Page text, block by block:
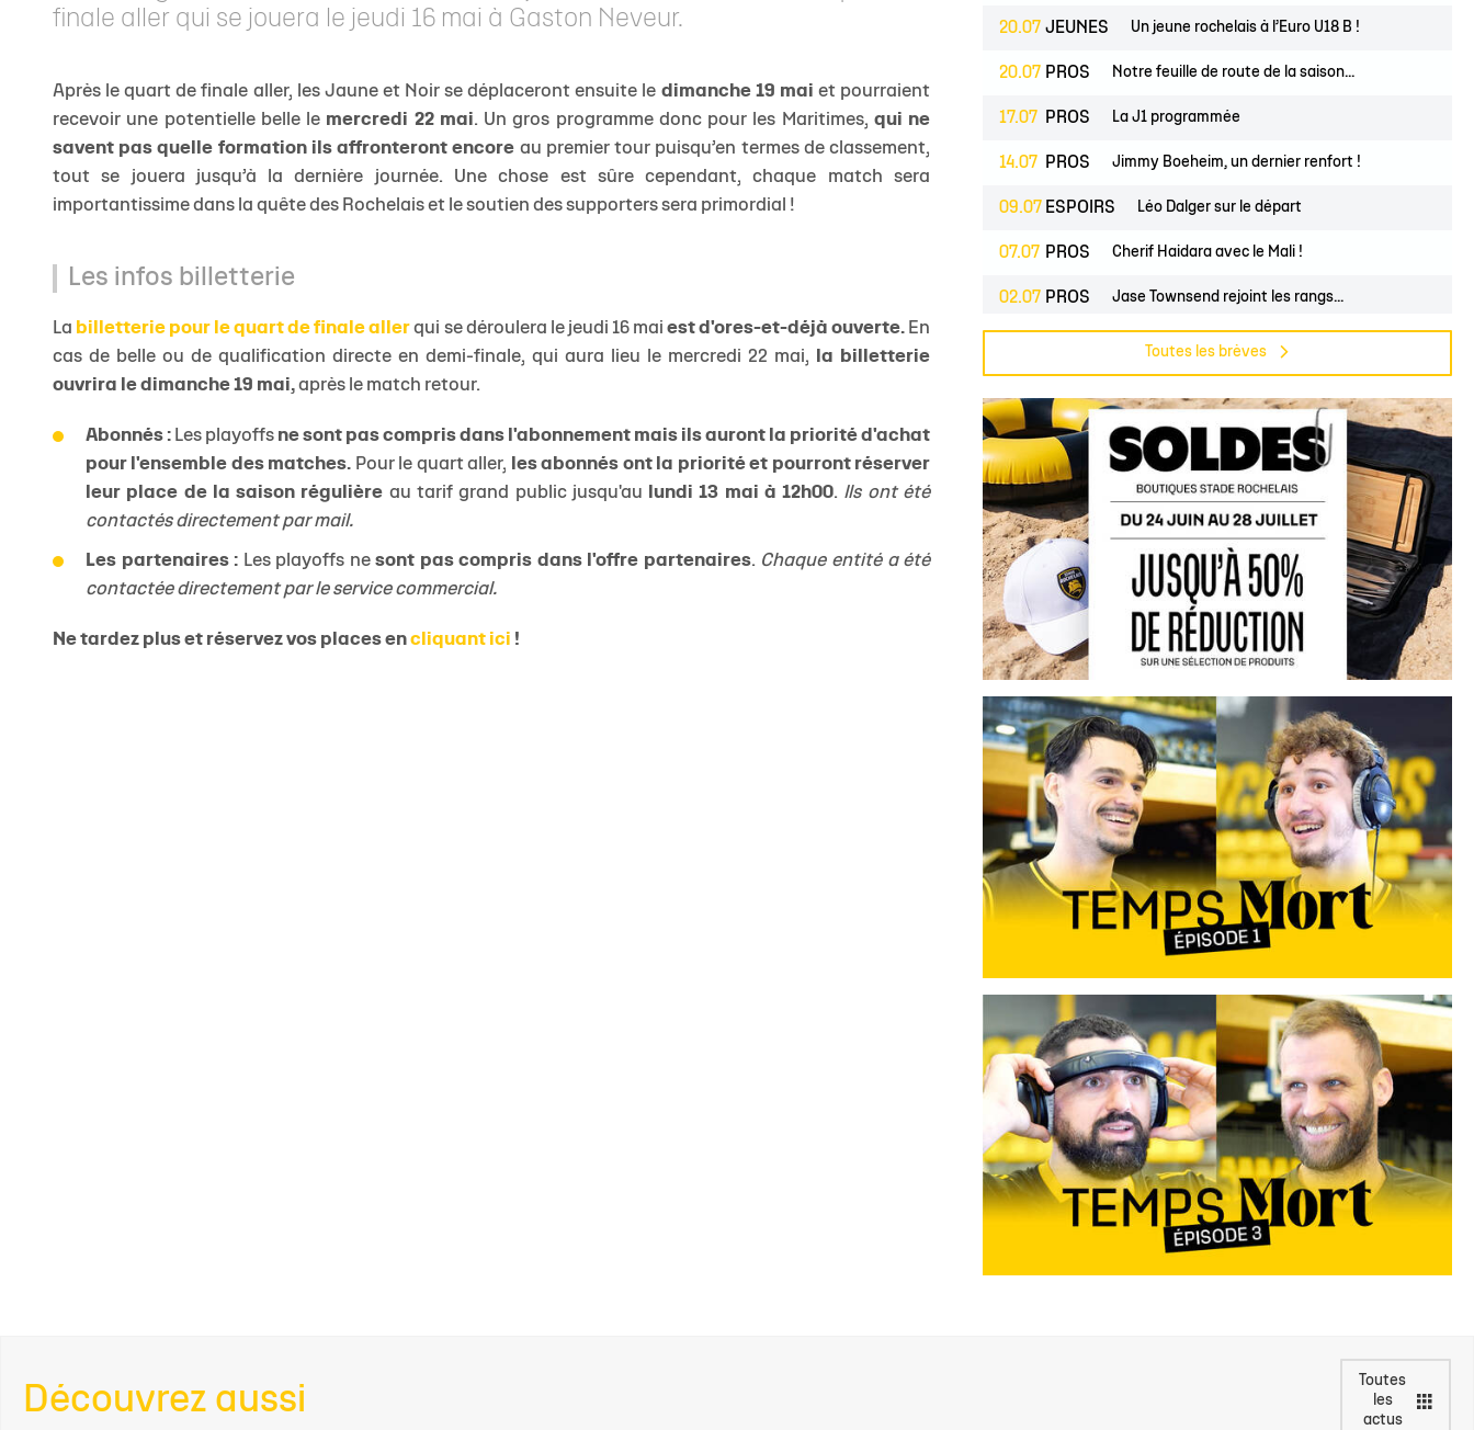
finale aller qui se jouera le jeudi 16 mai à Gaston Neveur.
Après le quart de finale aller, les Jaune et Noir se déplaceront ensuite le dimanche 19 mai et pourraient
recevoir une potentielle belle le mercredi 22 mai. Un gros programme donc pour les Maritimes, qui ne
savent pas quelle formation ils affronteront encore au premier tour puisqu’en termes de classement,
tout se jouera jusqu’à la dernière journée. Une chose est sûre cependant, chaque match sera
importantissime dans la quête des Rochelais et le soutien des supporters sera primordial !
Les infos billetterie
La billetterie pour le quart de finale aller qui se déroulera le jeudi 16 mai est d'ores-et-déjà ouverte.En
cas de belle ou de qualification directe en demi-finale, qui aura lieu le mercredi 22 mai,
la billetterie
ouvrira le dimanche 19 mai, après le match retour.
Abonnés : Les playoffs ne sont pas compris dans l'abonnement mais ils auront la priorité d'achat
pour l'ensemble des matches. Pour le quart aller,
les abonnés ont la priorité et pourront réserver
leur place de la saison régulière au tarif grand public jusqu'au lundi 13 mai à 12h00. Ils ont été
contactés directement par mail.
Les partenaires : Les playoffs nesont pas compris dans l'offre partenaires. Chaque entité a été
contactée directement par le service commercial.
Ne tardez plus et réservez vos places en cliquant ici !
20.07 JEUNES Un jeune rochelais à l’Euro U18 B !
20.07 PROS Notre feuille de route de la saison...
17.07 PROS La J1 programmée
14.07 PROS Jimmy Boeheim, un dernier renfort !
09.07 ESPOIRS Léo Dalger sur le départ
07.07 PROS Cherif Haidara avec le Mali !
02.07 PROS Jase Townsend rejoint les rangs...
Le Club une nouvelle fois labellisé...
Toutes les brèves
Découvrez aussi
Toutes
les
actus